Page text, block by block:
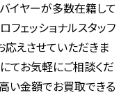
イヤーが多数在籍して
フェッショナルスタッフ
えさせていただきま
てお気軽にご相談くだ
高い金額でお買取できる